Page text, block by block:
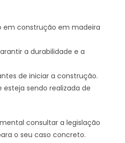
em construção em madeira
a durabilidade e a
de iniciar a construção.
sendo realizada de
consultar a legislação
o seu caso concreto.